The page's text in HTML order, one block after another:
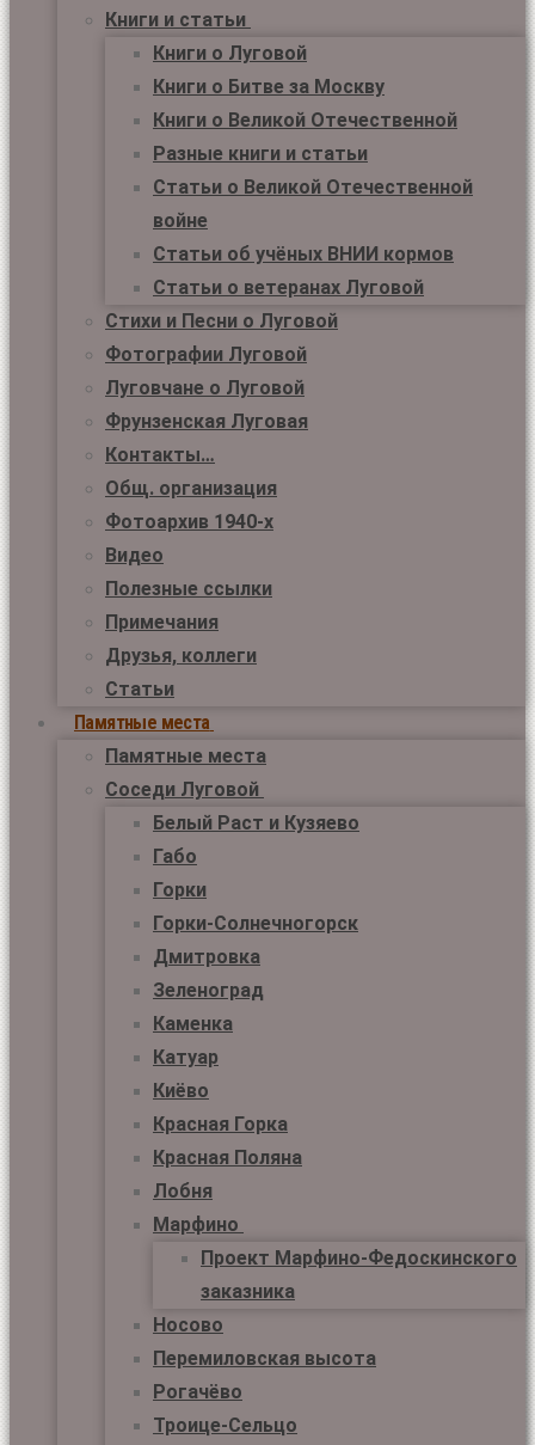
Книги и статьи
Книги о Луговой
Книги о Битве за Москву
Книги о Великой Отечественной
Разные книги и статьи
Статьи о Великой Отечественной
войне
Статьи об учёных ВНИИ кормов
Статьи о ветеранах Луговой
Стихи и Песни о Луговой
Фотографии Луговой
Луговчане о Луговой
Фрунзенская Луговая
Контакты…
Общ. организация
Фотоархив 1940-х
Видео
Полезные ссылки
Примечания
Друзья, коллеги
Статьи
Памятные места
Памятные места
Соседи Луговой
Белый Раст и Кузяево
Габо
Горки
Горки-Солнечногорск
Дмитровка
Зеленоград
Каменка
Катуар
Киёво
Красная Горка
Красная Поляна
Лобня
Марфино
Проект Марфино-Федоскинского
заказника
Носово
Перемиловская высота
Рогачёво
Троице-Сельцо